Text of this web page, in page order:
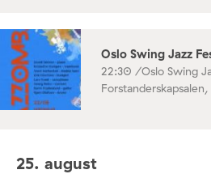
Oslo Swing Jazz
22:30 /Oslo Swing
25. august